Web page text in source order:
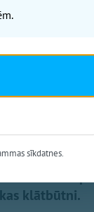
Ogres
Vidzemes
aicināti ar
klātbūtni.
sīkdatnes.